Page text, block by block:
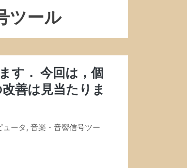
ツール
す． 今回は，個
善は見当たりま
ュータ , 音楽・音響信号ツー